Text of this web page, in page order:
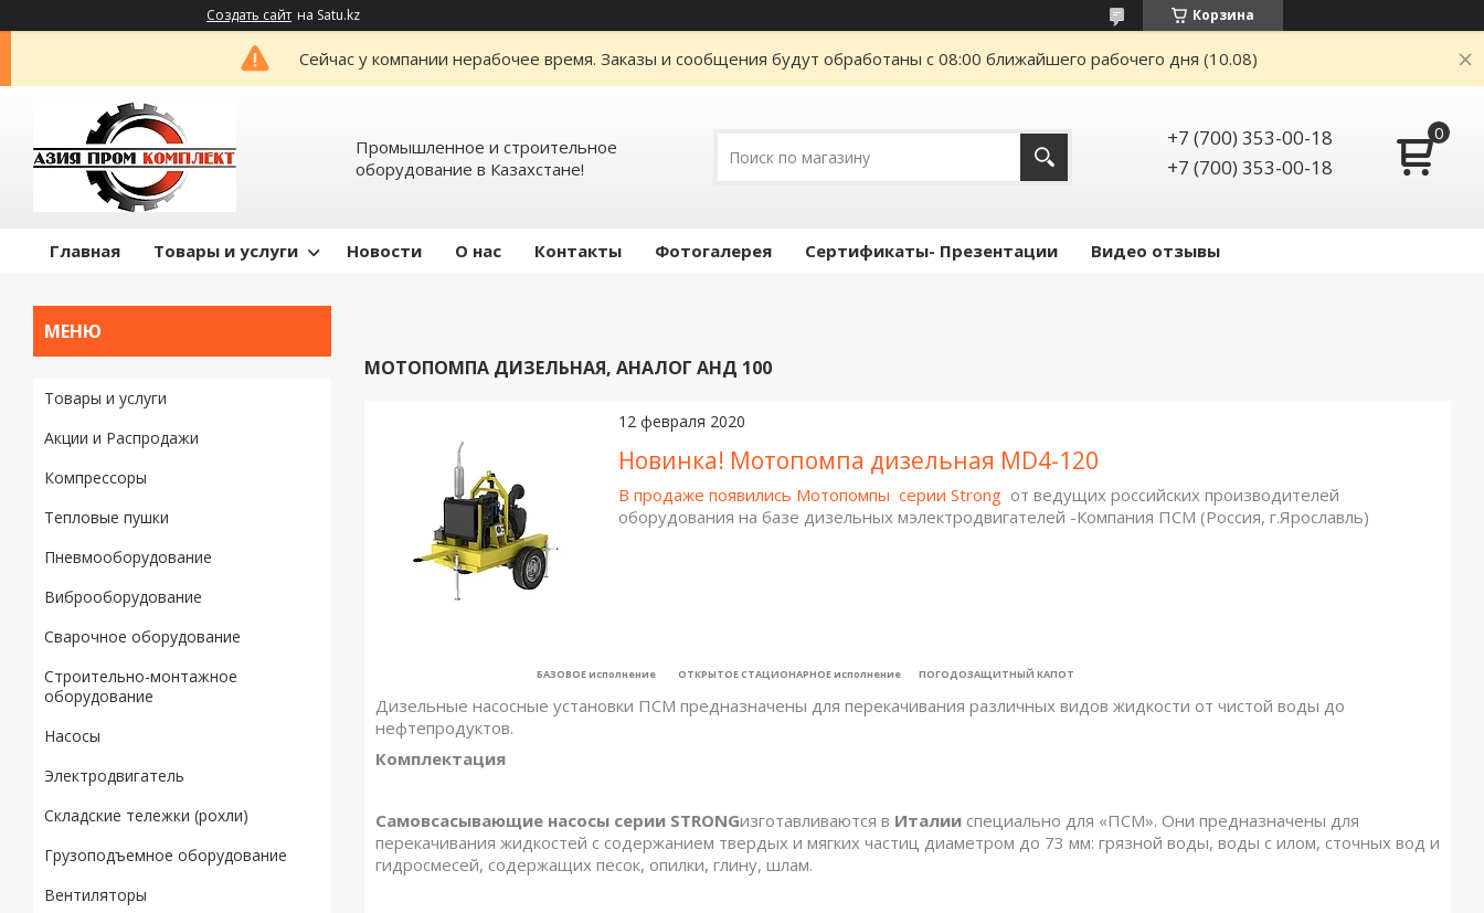
Создать сайт на Satu.kz Корзина
Сейчас у компании нерабочее время. Заказы и сообщения будут обработаны с 08:00 ближайшего рабочего дня (10.08)
Промышленное и строительное
оборудование в Казахстане!
+7 (700) 353-00-18
+7 (700) 353-00-18
Главная Товары и услуги Новости О нас Контакты Фотогалерея Сертификаты- Презентации Видео отзывы
МОТОПОМПА ДИЗЕЛЬНАЯ, АНАЛОГ АНД 100
12 февраля 2020
Новинка! Мотопомпа дизельная MD4-120
В продаже появились Мотопомпы серии Strong от ведущих российских производителей
оборудования на базе дизельных мэлектродвигателей -Компания ПСМ (Россия, г.Ярославль)
БАЗОВОЕ исполнение ОТКРЫТОЕ СТАЦИОНАРНОЕ исполнение ПОГОДОЗАЩИТНЫЙ КАПОТ
Дизельные насосные установки ПСМ предназначены для перекачивания различных видов жидкости от чистой воды до
нефтепродуктов.
Комплектация
Самовсасывающие насосы серии STRONGизготавливаются в Италии специально для «ПСМ». Они предназначены для
перекачивания жидкостей с содержанием твердых и мягких частиц диаметром до 73 мм: грязной воды, воды с илом, сточных вод и
гидросмесей, содержащих песок, опилки, глину, шлам.
Товары и услуги
Акции и Распродажи
Компрессоры
Тепловые пушки
Пневмооборудование
Виброоборудование
Сварочное оборудование
Строительно-монтажное
оборудование
Насосы
Электродвигатель
Складские тележки (рохли)
Грузоподъемное оборудование
Вентиляторы